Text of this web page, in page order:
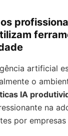
artificial
o
IA
na
por